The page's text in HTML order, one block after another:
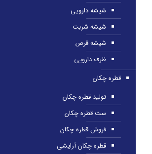
شیشه دارویی
شیشه شربت
شیشه قرص
ظرف دارویی
قطره چکان
تولید قطره چکان
ست قطره چکان
فروش قطره چکان
قطره چکان آرایشی